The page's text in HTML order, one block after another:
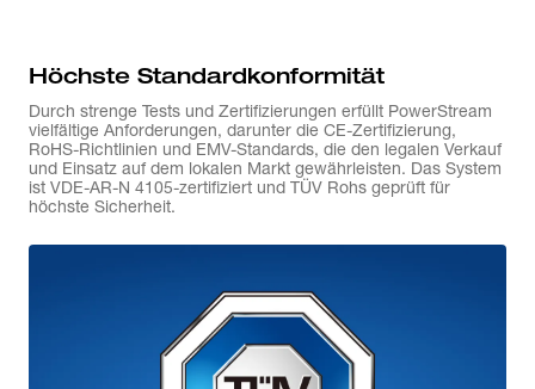
Höchste Standardkonformität
Durch strenge Tests und Zertifizierungen erfüllt PowerStream
vielfältige Anforderungen, darunter die CE-Zertifizierung,
RoHS-Richtlinien und EMV-Standards, die den legalen Verkauf
und Einsatz auf dem lokalen Markt gewährleisten. Das System
ist VDE-AR-N 4105-zertifiziert und TÜV Rohs geprüft für
höchste Sicherheit.